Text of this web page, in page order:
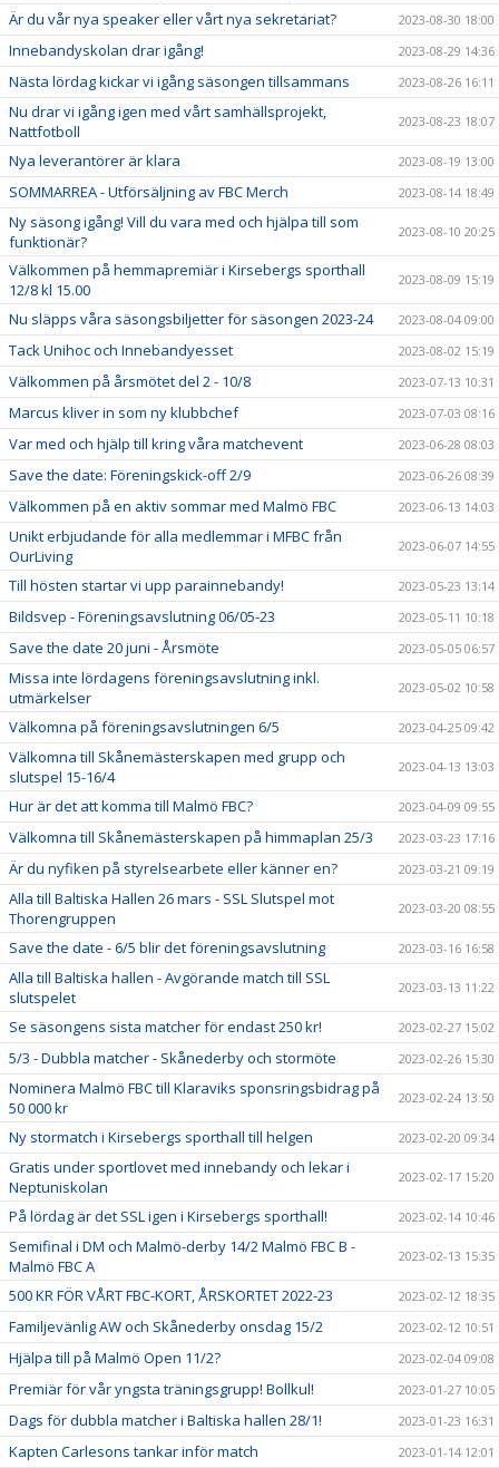
Är du vår nya speaker eller vårt nya sekretariat? 2023-08-30 18:00
Innebandyskolan drar igång! 2023-08-29 14:36
Nästa lördag kickar vi igång säsongen tillsammans 2023-08-26 16:11
Nu drar vi igång igen med vårt samhällsprojekt,
Nattfotboll
2023-08-23 18:07
Nya leverantörer är klara 2023-08-19 13:00
SOMMARREA - Utförsäljning av FBC Merch 2023-08-14 18:49
Ny säsong igång! Vill du vara med och hjälpa till som
funktionär?
2023-08-10 20:25
Välkommen på hemmapremiär i Kirsebergs sporthall
12/8 kl 15.00
2023-08-09 15:19
Nu släpps våra säsongsbiljetter för säsongen 2023-24 2023-08-04 09:00
Tack Unihoc och Innebandyesset 2023-08-02 15:19
Välkommen på årsmötet del 2 - 10/8 2023-07-13 10:31
Marcus kliver in som ny klubbchef 2023-07-03 08:16
Var med och hjälp till kring våra matchevent 2023-06-28 08:03
Save the date: Föreningskick-off 2/9 2023-06-26 08:39
Välkommen på en aktiv sommar med Malmö FBC 2023-06-13 14:03
Unikt erbjudande för alla medlemmar i MFBC från
OurLiving
2023-06-07 14:55
Till hösten startar vi upp parainnebandy! 2023-05-23 13:14
Bildsvep - Föreningsavslutning 06/05-23 2023-05-11 10:18
Save the date 20 juni - Årsmöte 2023-05-05 06:57
Missa inte lördagens föreningsavslutning inkl.
utmärkelser
2023-05-02 10:58
Välkomna på föreningsavslutningen 6/5 2023-04-25 09:42
Välkomna till Skånemästerskapen med grupp och
slutspel 15-16/4
2023-04-13 13:03
Hur är det att komma till Malmö FBC? 2023-04-09 09:55
Välkomna till Skånemästerskapen på himmaplan 25/3 2023-03-23 17:16
Är du nyfiken på styrelsearbete eller känner en? 2023-03-21 09:19
Alla till Baltiska Hallen 26 mars - SSL Slutspel mot
Thorengruppen
2023-03-20 08:55
Save the date - 6/5 blir det föreningsavslutning 2023-03-16 16:58
Alla till Baltiska hallen - Avgörande match till SSL
slutspelet
2023-03-13 11:22
Se säsongens sista matcher för endast 250 kr! 2023-02-27 15:02
5/3 - Dubbla matcher - Skånederby och stormöte 2023-02-26 15:30
Nominera Malmö FBC till Klaraviks sponsringsbidrag på
50 000 kr
2023-02-24 13:50
Ny stormatch i Kirsebergs sporthall till helgen 2023-02-20 09:34
Gratis under sportlovet med innebandy och lekar i
Neptuniskolan
2023-02-17 15:20
På lördag är det SSL igen i Kirsebergs sporthall! 2023-02-14 10:46
Semifinal i DM och Malmö-derby 14/2 Malmö FBC B -
Malmö FBC A
2023-02-13 15:35
500 KR FÖR VÅRT FBC-KORT, ÅRSKORTET 2022-23 2023-02-12 18:35
Familjevänlig AW och Skånederby onsdag 15/2 2023-02-12 10:51
Hjälpa till på Malmö Open 11/2? 2023-02-04 09:08
Premiär för vår yngsta träningsgrupp! Bollkul! 2023-01-27 10:05
Dags för dubbla matcher i Baltiska hallen 28/1! 2023-01-23 16:31
Kapten Carlesons tankar inför match 2023-01-14 12:01